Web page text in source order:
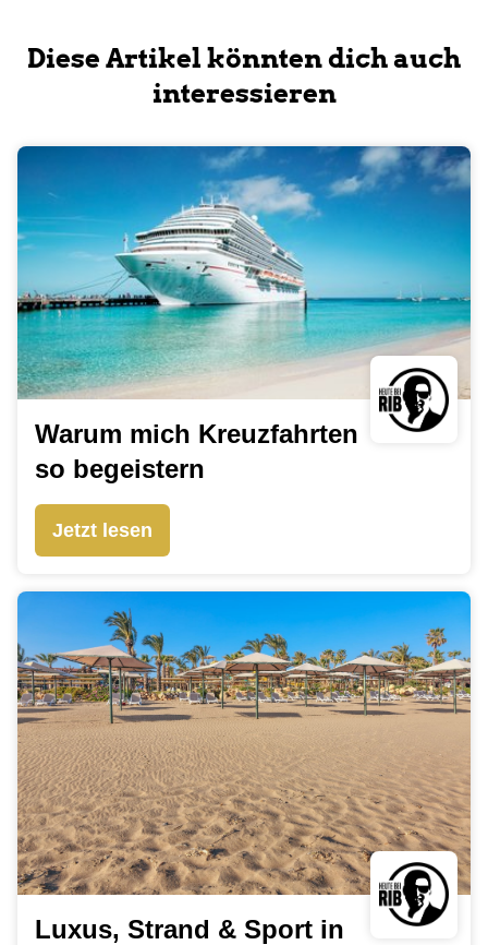
Diese Artikel könnten dich auch
interessieren
Warum mich Kreuzfahrten
so begeistern
Jetzt lesen
Luxus, Strand & Sport in